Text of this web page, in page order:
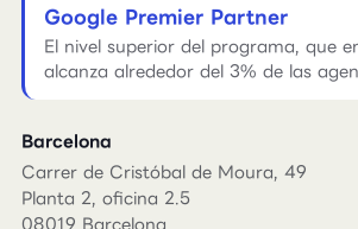
Google Premier Partner
El nivel superior del programa, que
alcanza alrededor del 3% de las
Barcelona
Carrer de Cristóbal de Moura, 49
Planta 2, oficina 2.5